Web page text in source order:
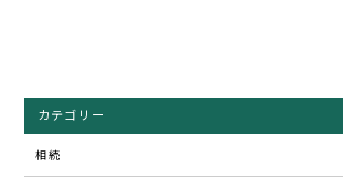
カテゴリー
相続